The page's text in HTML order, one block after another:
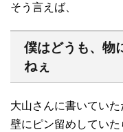
そう言えば、
僕はどうも、物
ねぇ
大山さんに書いていた
壁にピン留めしていた